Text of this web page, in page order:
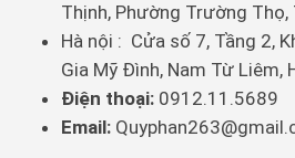
Thịnh, Phường Trường
Hà nội : Cửa số 7, Tầng 2,
Gia Mỹ Đình, Nam Từ Liêm,
Điện thoại: 0912.11.5689
Email: